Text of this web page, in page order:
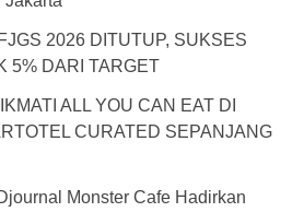
FJGS 2026 DITUTUP, SUKSES
5% DARI TARGET
ALL YOU CAN EAT DI
CURATED SEPANJANG
Monster Cafe Hadirkan